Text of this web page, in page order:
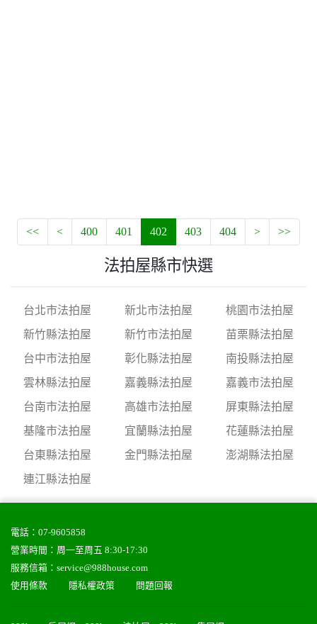
<< < 400 401 402 403 404 > >>
法拍屋縣市快選
台北市法拍屋 新北市法拍屋
桃園市法拍屋
新竹縣法拍屋
新竹市法拍屋
苗栗縣法拍屋
台中市法拍屋
彰化縣法拍屋
南投縣法拍屋
雲林縣法拍屋
嘉義縣法拍屋
嘉義市法拍屋
台南市法拍屋
高雄市法拍屋
屏東縣法拍屋
基隆市法拍屋
宜蘭縣法拍屋
花蓮縣法拍屋
台東縣法拍屋
金門縣法拍屋
澎湖縣法拍屋
連江縣法拍屋
電話： 07-9605858
營業時間：周一至周五 8:30-17:30
服務信箱： service@988house.com
使用條款
隱私權政策 問題回報